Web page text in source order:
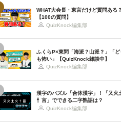
WHAT大会長・東言だけど質問ある？
【100の質問】
QuizKnock編集部
ふくらP×東問「海派？山派？」「ど
も怖い」【QuizKnock雑談中】
QuizKnock編集部
漢字のパズル「合体漢字」！「又火
忄言」でできる二字熟語は？
QuizKnock編集部